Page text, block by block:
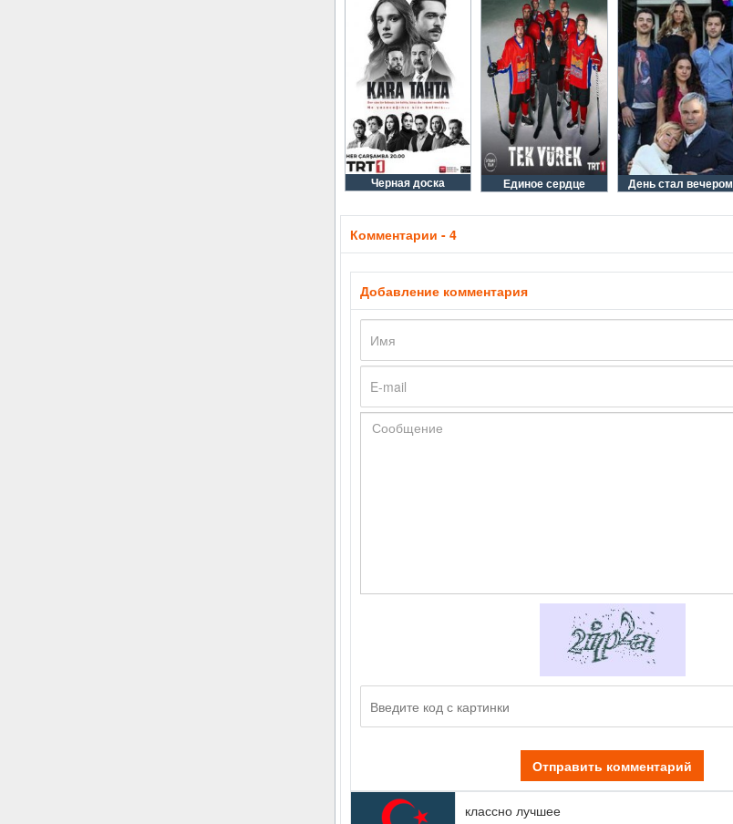
Черная доска Единое сердце День стал вечером
Комментарии - 4
Добавление комментария
Отправить комментарий
классно лучшее